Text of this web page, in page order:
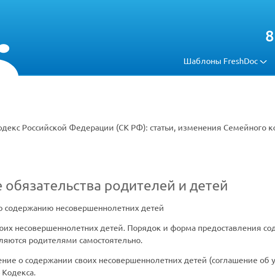
Шаблоны FreshDoc
Российской Федерации (СК РФ): статьи, изменения Семейного
родителей и детей
содержанию несовершеннолетних детей
несовершеннолетних детей. Порядок и форма предоставления
родителями самостоятельно.
о содержании своих несовершеннолетних детей (соглашение об
Кодекса.